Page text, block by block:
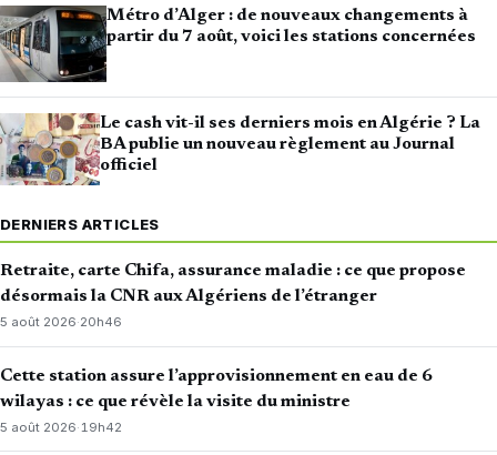
Métro d’Alger : de nouveaux changements à
partir du 7 août, voici les stations concernées
Le cash vit-il ses derniers mois en Algérie ? La
BA publie un nouveau règlement au Journal
officiel
DERNIERS ARTICLES
Retraite, carte Chifa, assurance maladie : ce que propose
désormais la CNR aux Algériens de l’étranger
5 août 2026·20h46
Cette station assure l’approvisionnement en eau de 6
wilayas : ce que révèle la visite du ministre
5 août 2026· 19h42